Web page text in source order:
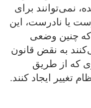
نمی‌توانند برای
یا نادرست، این
چنین وضعی
به نقض قانون
که از طریق
تغییر ایجاد کنند.